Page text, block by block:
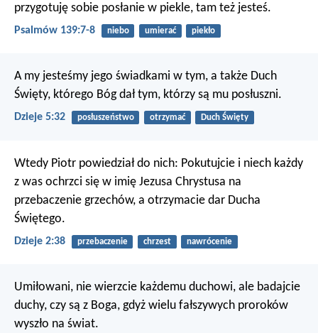
przygotuję sobie posłanie w piekle, tam też jesteś.
Psalmów 139:7-8 niebo umierać piekło
A my jesteśmy jego świadkami w tym, a także Duch
Święty, którego Bóg dał tym, którzy są mu posłuszni.
Dzieje 5:32 posłuszeństwo otrzymać Duch Święty
Wtedy Piotr powiedział do nich: Pokutujcie i niech każdy
z was ochrzci się w imię Jezusa Chrystusa na
przebaczenie grzechów, a otrzymacie dar Ducha
Świętego.
Dzieje 2:38 przebaczenie chrzest nawrócenie
Umiłowani, nie wierzcie każdemu duchowi, ale badajcie
duchy, czy są z Boga, gdyż wielu fałszywych proroków
wyszło na świat.